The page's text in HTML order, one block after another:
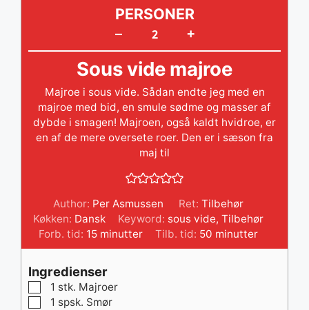
– +
PERSONER
Sous vide majroe
Majroe i sous vide. Sådan endte jeg med en
majroe med bid, en smule sødme og masser af
dybde i smagen! Majroen, også kaldt hvidroe, er
en af de mere oversete roer. Den er i sæson fra
maj til
Author: Per Asmussen Ret: Tilbehør
Køkken: Dansk Keyword: sous vide, Tilbehør
Forb. tid: 15minutter
minutter Tilb. tid: 50 minutter
minutter
Ingredienser
▢1 stk. Majroer
▢1 spsk. Smør